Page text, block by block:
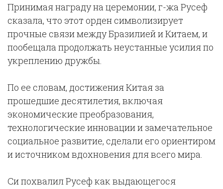
Принимая награду на церемонии, г-жа Русеф
сказала, что этот орден символизирует
прочные связи между Бразилией и Китаем, и
пообещала продолжать неустанные усилия по
укреплению дружбы.
По ее словам, достижения Китая за
прошедшие десятилетия, включая
экономические преобразования,
технологические инновации и замечательное
социальное развитие, сделали его ориентиром
и источником вдохновения для всего мира.
Си похвалил Русеф как выдающегося